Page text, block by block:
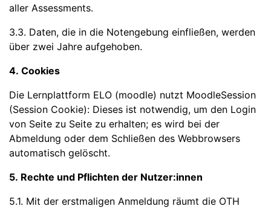
aller Assessments.
3.3. Daten, die in die Notengebung einfließen, werden
über zwei Jahre aufgehoben.
4. Cookies
Die Lernplattform ELO (moodle) nutzt MoodleSession
(Session Cookie): Dieses ist notwendig, um den Login
von Seite zu Seite zu erhalten; es wird bei der
Abmeldung oder dem Schließen des Webbrowsers
automatisch gelöscht.
5. Rechte und Pflichten der Nutzer:innen
5.1. Mit der erstmaligen Anmeldung räumt die OTH